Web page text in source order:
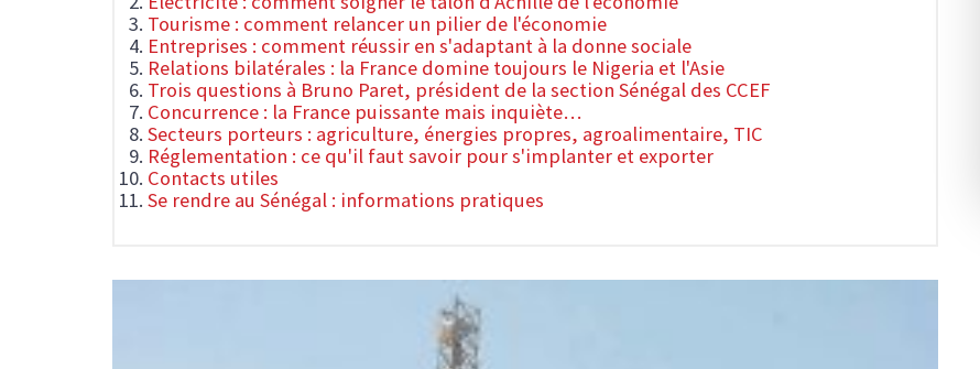
Tourisme : comment relancer un pilier de l'économie
Entreprises : comment réussir en s'adaptant à la donne sociale
Relations bilatérales : la France domine toujours le Nigeria et l'Asie
Trois questions à Bruno Paret, président de la section Sénégal des CCEF
Concurrence : la France puissante mais inquiète…
Secteurs porteurs : agriculture, énergies propres, agroalimentaire, TIC
Réglementation : ce qu'il faut savoir pour s'implanter et exporter
Contacts utiles
Se rendre au Sénégal : informations pratiques